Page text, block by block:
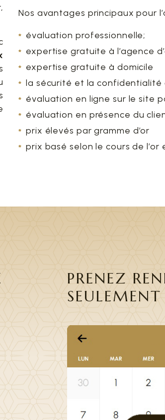
Nos avantages principaux pour
évaluation professionnelle;
expertise gratuite à l’agence
expertise gratuite à domicile
la sécurité et la confidentialité
évaluation en ligne sur le site
évaluation en présence du
prix élevés par gramme d’or
prix basé selon le cours de l’or
PRENEZ